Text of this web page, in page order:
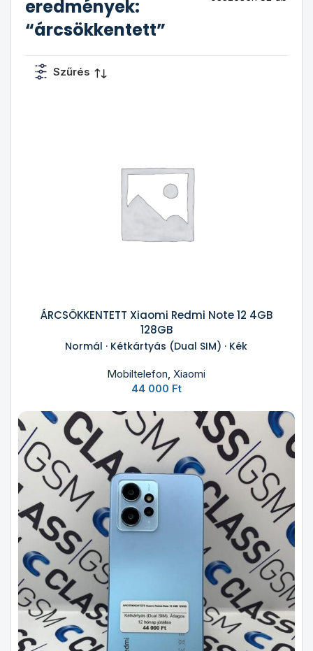
eredmények:
“árcsökkentett”
Szűrés
ÁRCSÖKKENTETT Xiaomi Redmi Note 12 4GB
128GB
Normál · Kétkártyás (Dual SIM) · Kék
Mobiltelefon,Xiaomi
44 000 Ft